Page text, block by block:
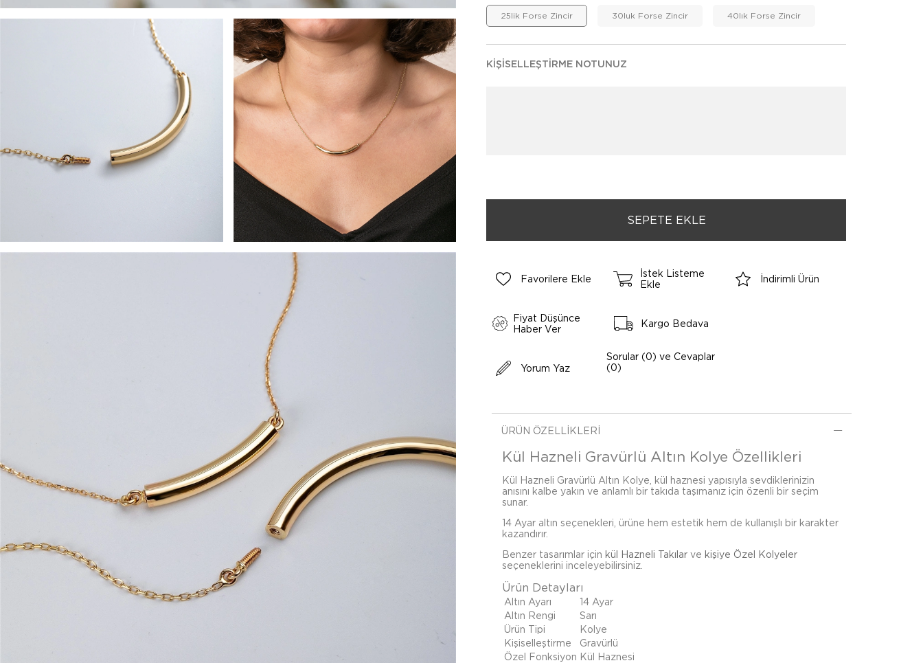
25lik Forse Zincir 30luk Forse Zincir 40lık Forse Zincir
KIŞISELLEŞTIRME NOTUNUZ
Favorilere Ekle
İstek Listeme
Ekle
İndirimli Ürün
Fiyat Düşünce
Haber Ver
Kargo Bedava
Yorum Yaz
Sorular (0) ve Cevaplar
(0)
ÜRÜN ÖZELLIKLERI
Kül Hazneli Gravürlü Altın Kolye Özellikleri
Kül Hazneli Gravürlü Altın Kolye, kül haznesi yapısıyla sevdiklerinizin
anısını kalbe yakın ve anlamlı bir takıda taşımanız için özenli bir seçim
sunar.
14 Ayar altın seçenekleri, ürüne hem estetik hem de kullanışlı bir karakter
kazandırır.
Benzer tasarımlar için kül Hazneli Takılar ve kişiye Özel Kolyeler
seçeneklerini inceleyebilirsiniz.
Ürün Detayları
Altın Ayarı
14 Ayar
Altın Rengi
Sarı
Ürün Tipi
Kolye
Kişiselleştirme
Gravürlü
Özel Fonksiyon Kül Haznesi